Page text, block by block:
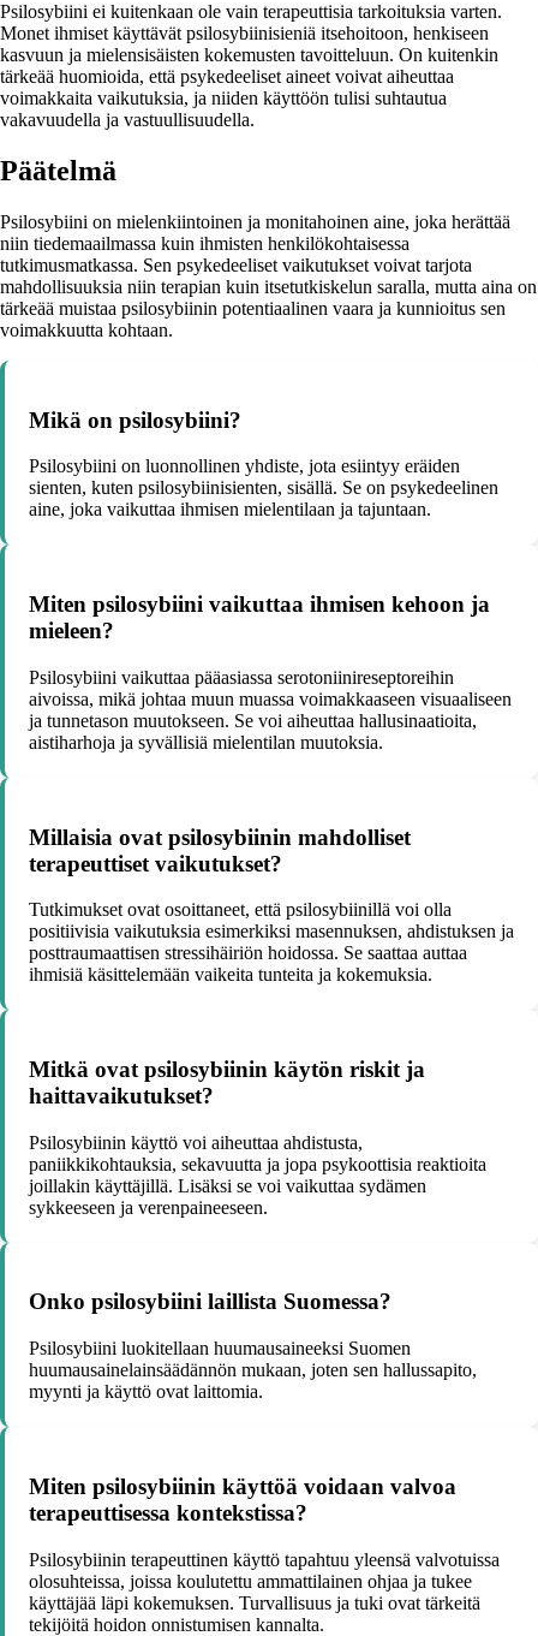
Psilosybiini ei kuitenkaan ole vain terapeuttisia tarkoituksia varten.
Monet ihmiset käyttävät psilosybiinisieniä itsehoitoon, henkiseen
kasvuun ja mielensisäisten kokemusten tavoitteluun. On kuitenkin
tärkeää huomioida, että psykedeeliset aineet voivat aiheuttaa
voimakkaita vaikutuksia, ja niiden käyttöön tulisi suhtautua
vakavuudella ja vastuullisuudella.
Päätelmä
Psilosybiini on mielenkiintoinen ja monitahoinen aine, joka herättää
niin tiedemaailmassa kuin ihmisten henkilökohtaisessa
tutkimusmatkassa. Sen psykedeeliset vaikutukset voivat tarjota
mahdollisuuksia niin terapian kuin itsetutkiskelun saralla, mutta aina on
tärkeää muistaa psilosybiinin potentiaalinen vaara ja kunnioitus sen
voimakkuutta kohtaan.
Mikä on psilosybiini?
Psilosybiini on luonnollinen yhdiste, jota esiintyy eräiden
sienten, kuten psilosybiinisienten, sisällä. Se on psykedeelinen
aine, joka vaikuttaa ihmisen mielentilaan ja tajuntaan.
Miten psilosybiini vaikuttaa ihmisen kehoon ja
mieleen?
Psilosybiini vaikuttaa pääasiassa serotoniinireseptoreihin
aivoissa, mikä johtaa muun muassa voimakkaaseen visuaaliseen
ja tunnetason muutokseen. Se voi aiheuttaa hallusinaatioita,
aistiharhoja ja syvällisiä mielentilan muutoksia.
Millaisia ovat psilosybiinin mahdolliset
terapeuttiset vaikutukset?
Tutkimukset ovat osoittaneet, että psilosybiinillä voi olla
positiivisia vaikutuksia esimerkiksi masennuksen, ahdistuksen ja
posttraumaattisen stressihäiriön hoidossa. Se saattaa auttaa
ihmisiä käsittelemään vaikeita tunteita ja kokemuksia.
Mitkä ovat psilosybiinin käytön riskit ja
haittavaikutukset?
Psilosybiinin käyttö voi aiheuttaa ahdistusta,
paniikkikohtauksia, sekavuutta ja jopa psykoottisia reaktioita
joillakin käyttäjillä. Lisäksi se voi vaikuttaa sydämen
sykkeeseen ja verenpaineeseen.
Onko psilosybiini laillista Suomessa?
Psilosybiini luokitellaan huumausaineeksi Suomen
huumausainelainsäädännön mukaan, joten sen hallussapito,
myynti ja käyttö ovat laittomia.
Miten psilosybiinin käyttöä voidaan valvoa
terapeuttisessa kontekstissa?
Psilosybiinin terapeuttinen käyttö tapahtuu yleensä valvotuissa
olosuhteissa, joissa koulutettu ammattilainen ohjaa ja tukee
käyttäjää läpi kokemuksen. Turvallisuus ja tuki ovat tärkeitä
tekijöitä hoidon onnistumisen kannalta.